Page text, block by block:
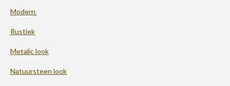
Modern
Rustiek
Metalic look
Natuursteen look